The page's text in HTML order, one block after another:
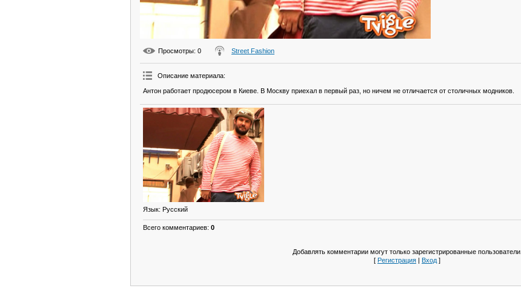
Просмотры: 0 Street Fashion
Описание материала:
Антон работает продюсером в Киеве. В Москву приехал в первый раз, но ничем не отличается от столичных модников.
Язык: Русский
Всего комментариев: 0
Добавлять комментарии могут только зарегистрированные пользователи.
[ Регистрация | Вход ]